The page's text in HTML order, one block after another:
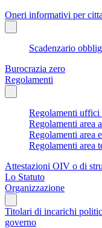
Oneri informativi per
Scadenzario
Burocrazia zero
Regolamenti
Regolamenti uffici
Regolamenti area
Regolamenti area
Regolamenti area
Attestazioni OIV o di
Lo Statuto
Organizzazione
Titolari di incarichi
governo